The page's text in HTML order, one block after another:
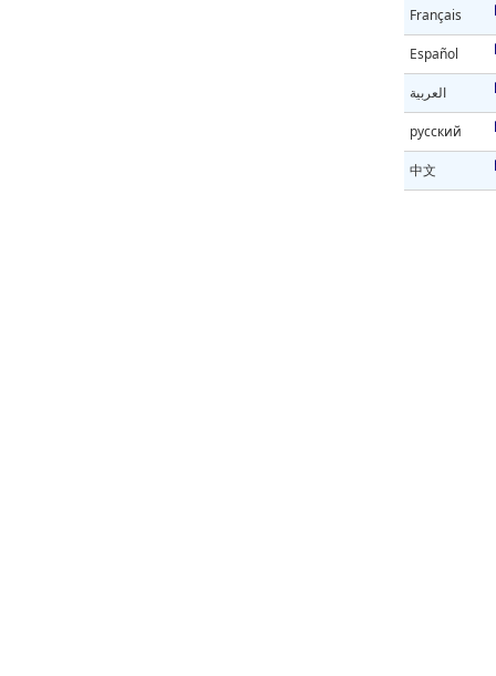
Français
Español
العربية
русский
中文